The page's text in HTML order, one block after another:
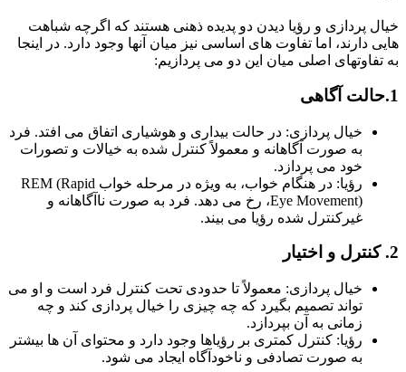
پردازی و رؤیا دیدن دو پدیده ذهنی هستند که اگرچه شباهت
دارند، اما تفاوت های اساسی نیز میان آنها وجود دارد. در اینجا
اصلی میان این دو می پردازیم:
خیال پردازی: در حالت بیداری و هوشیاری اتفاق می افتد. فرد
به صورت آگاهانه و معمولاً کنترل شده به خیالات و تصورات
خود می پردازد.
رؤیا: در هنگام خواب، به ویژه در مرحله خواب REM (Rapid
Eye Movement)، رخ می دهد. فرد به صورت ناآگاهانه و
غیرکنترل شده رؤیا می بیند.
خیال پردازی: معمولاً تا حدودی تحت کنترل فرد است و او می
تواند تصمیم بگیرد که چه چیزی را خیال پردازی کند و چه
زمانی به آن بپردازد.
رؤیا: کنترل کمتری بر رؤیاها وجود دارد و محتوای آن ها بیشتر
به صورت تصادفی و ناخودآگاه ایجاد می شود.